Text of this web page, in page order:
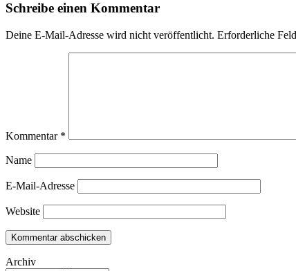
Schreibe einen Kommentar
Deine E-Mail-Adresse wird nicht veröffentlicht. Erforderliche
Kommentar *
Name
E-Mail-Adresse
Website
Archiv